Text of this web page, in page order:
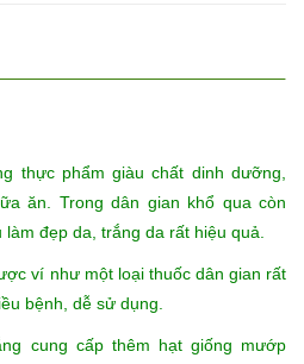
thực phẩm giàu chất dinh dưỡng,
ăn. Trong dân gian khổ qua còn
đẹp da, trắng da rất hiệu quả.
ví như một loại thuốc dân gian rất
bệnh, dễ sử dụng.
cung cấp thêm hạt giống mướp